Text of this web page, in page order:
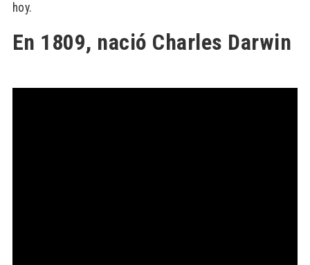
hoy.
En 1809, nació Charles Darwin